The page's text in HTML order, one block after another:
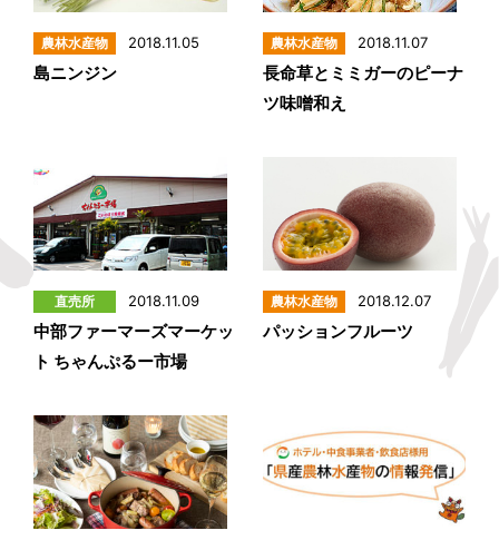
2018.11.05
島ニンジン
2018.11.07
長命草とミミガーのピーナ
ツ味噌和え
2018.11.09
中部ファーマーズマーケッ
ト ちゃんぷるー市場
2018.12.07
パッションフルーツ